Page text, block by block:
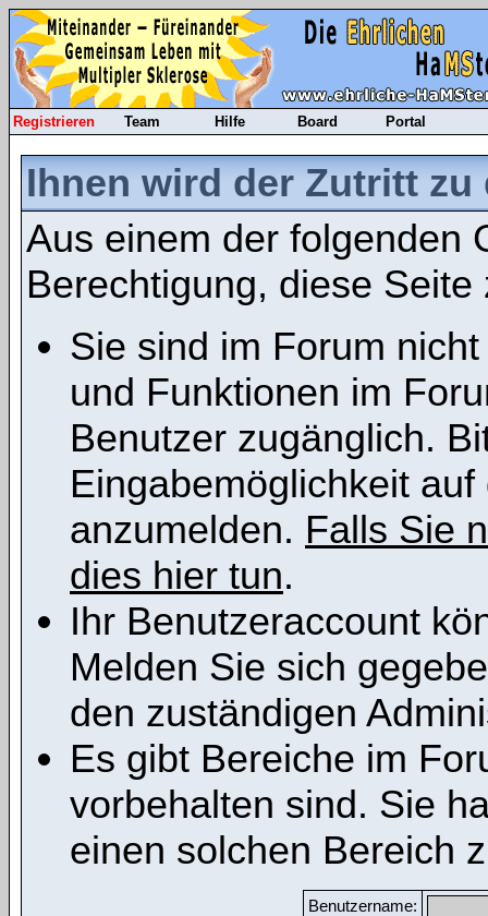
Registrieren Team Hilfe Board Portal
Ihnen wird der Zutritt
Aus einem der folgenden
Berechtigung, diese Seite
Sie sind im Forum
und Funktionen im
Benutzer zugänglich.
Eingabemöglichkeit
anzumelden. Falls Sie
dies hier tun.
Ihr Benutzeraccount
Melden Sie sich
den zuständigen
Es gibt Bereiche im
vorbehalten sind. Sie
einen solchen Bereich
Benutzername: